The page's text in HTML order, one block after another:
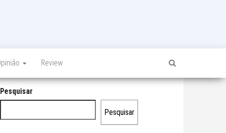
Review
Pesquisar
Pesquisar